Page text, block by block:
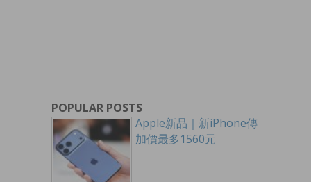
POPULAR POSTS
Apple新品｜新iPhone傳
加價最多1560元